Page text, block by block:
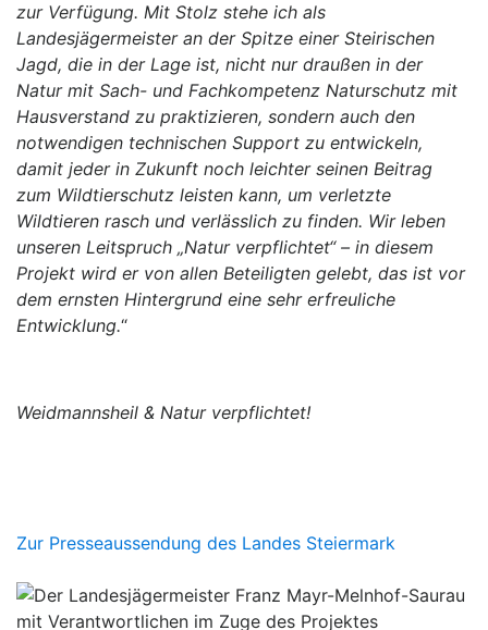
zur Verfügung. Mit Stolz stehe ich als
Landesjägermeister an der Spitze einer Steirischen
Jagd, die in der Lage ist, nicht nur draußen in der
Natur mit Sach- und Fachkompetenz Naturschutz mit
Hausverstand zu praktizieren, sondern auch den
notwendigen technischen Support zu entwickeln,
damit jeder in Zukunft noch leichter seinen Beitrag
zum Wildtierschutz leisten kann, um verletzte
Wildtieren rasch und verlässlich zu finden. Wir leben
unseren Leitspruch „Natur verpflichtet“ – in diesem
Projekt wird er von allen Beteiligten gelebt, das ist vor
dem ernsten Hintergrund eine sehr erfreuliche
Entwicklung.“
Weidmannsheil & Natur verpflichtet!
Zur Presseaussendung des Landes Steiermark